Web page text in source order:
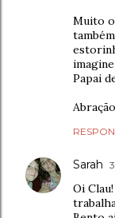
Muito
Papai
Sarah
Oi